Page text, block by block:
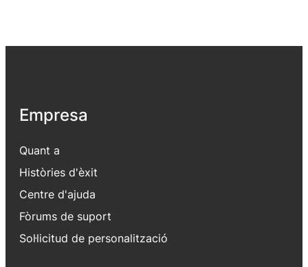
Empresa
Quant a
Històries d'èxit
Centre d'ajuda
Fòrums de suport
Sol·licitud de personalització